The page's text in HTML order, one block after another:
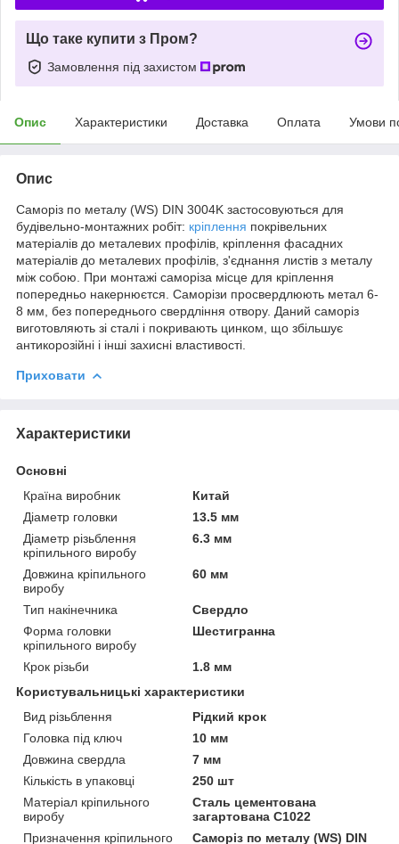
Що таке купити з Пром?
Замовлення під захистом
Опис Характеристики Доставка Оплата Умови
Опис
Саморіз по металу (WS) DIN 3004K застосовуються для
будівельно-монтажних робіт: кріплення покрівельних
матеріалів до металевих профілів, кріплення фасадних
матеріалів до металевих профілів, з'єднання листів з металу
між собою. При монтажі саморіза місце для кріплення
попередньо накернюєтся. Саморізи просвердлюють метал 6-
8 мм, без попереднього свердління отвору. Даний саморіз
виготовляють зі сталі і покривають цинком, що збільшує
антикорозійні і інші захисні властивості.
Приховати
Характеристики
Основні
Країна виробник
Китай
Діаметр головки
13.5 мм
Діаметр різьблення
кріпильного виробу
6.3 мм
Довжина кріпильного
виробу
60 мм
Тип накінечника
Свердло
Форма головки
кріпильного виробу
Шестигранна
Крок різьби
1.8 мм
Користувальницькі характеристики
Вид різьблення
Рідкий крок
Головка під ключ
10 мм
Довжина свердла
7 мм
Кількість в упаковці
250 шт
Матеріал кріпильного
виробу
Сталь цементована
загартована С1022
Призначення кріпильного
Саморіз по металу (WS) DIN